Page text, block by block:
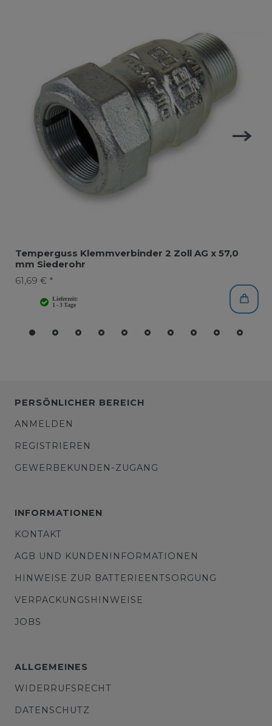
Temperguss Klemmverbinder 2 Zoll AG x 57,0
mm Siederohr
61,69 € *
PERSÖNLICHER BEREICH
ANMELDEN
REGISTRIEREN
GEWERBEKUNDEN-ZUGANG
INFORMATIONEN
KONTAKT
AGB UND KUNDENINFORMATIONEN
HINWEISE ZUR BATTERIEENTSORGUNG
VERPACKUNGSHINWEISE
JOBS
ALLGEMEINES
WIDERRUFSRECHT
DATENSCHUTZ